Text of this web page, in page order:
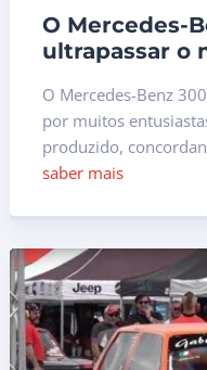
O Mercedes-
ultrapassar o
O Mercedes-Benz
por muitos
produzido,
saber mais